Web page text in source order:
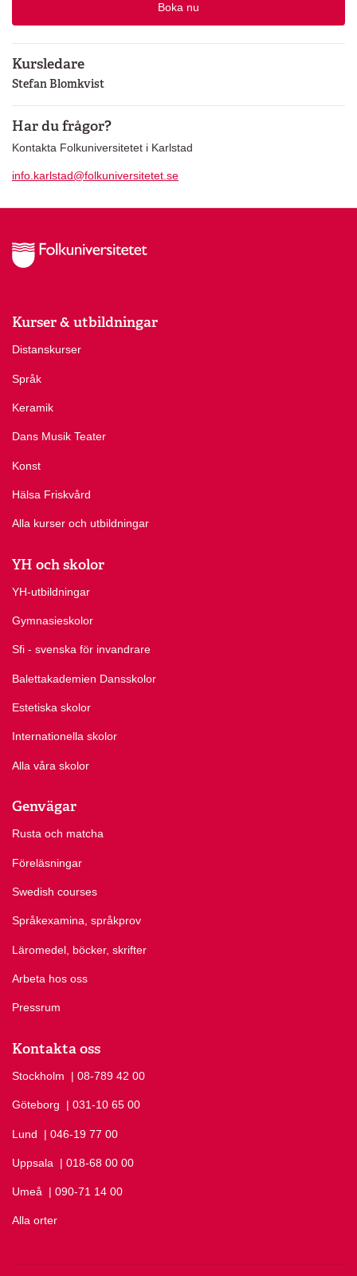
Boka nu
Kursledare
Stefan Blomkvist
Har du frågor?
Kontakta Folkuniversitetet i Karlstad
info.karlstad@folkuniversitetet.se
Kurser & utbildningar
Distanskurser
Språk
Keramik
Dans Musik Teater
Konst
Hälsa Friskvård
Alla kurser och utbildningar
YH och skolor
YH-utbildningar
Gymnasieskolor
Sfi - svenska för invandrare
Balettakademien Dansskolor
Estetiska skolor
Internationella skolor
Alla våra skolor
Genvägar
Rusta och matcha
Föreläsningar
Swedish courses
Språkexamina, språkprov
Läromedel, böcker, skrifter
Arbeta hos oss
Pressrum
Kontakta oss
Stockholm Ring Stockholm på
| 08-789 42 00
Göteborg Ring Göteborg på
| 031-10 65 00
Lund Ring Lund på
| 046-19 77 00
Uppsala Ring Uppsala på
| 018-68 00 00
Umeå Ring Umeå på
| 090-71 14 00
Alla orter